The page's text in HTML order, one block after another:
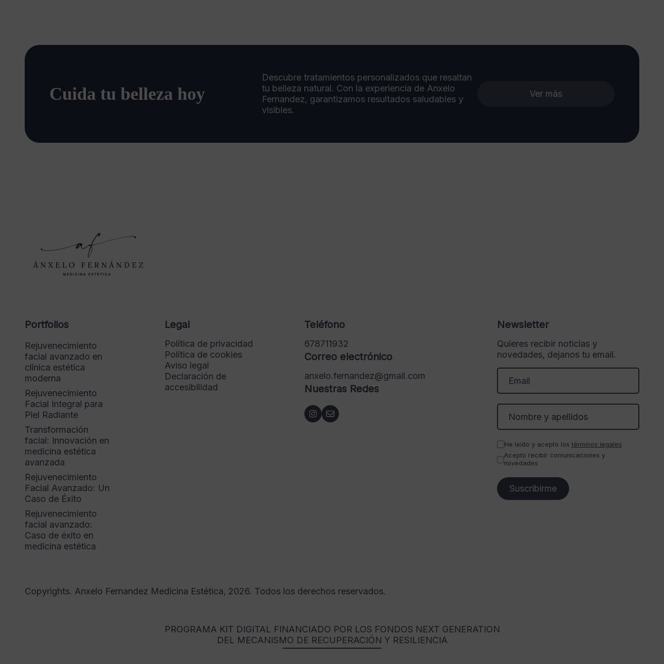
Cuida tu belleza hoy
Descubre tratamientos personalizados que resaltan
tu belleza natural. Con la experiencia de Anxelo
Fernandez, garantizamos resultados saludables y
visibles.
Ver más
Portfolios
Rejuvenecimiento
facial avanzado en
clínica estética
moderna
Rejuvenecimiento
Facial Integral para
Piel Radiante
Transformación
facial: Innovación en
medicina estética
avanzada
Rejuvenecimiento
Facial Avanzado: Un
Caso de Éxito
Rejuvenecimiento
facial avanzado:
Caso de éxito en
medicina estética
Legal
Política de privacidad
Política de cookies
Aviso legal
Declaración de
accesibilidad
Teléfono
678711932
Correo electrónico
anxelo.fernandez@gmail.com
Nuestras Redes
Newsletter
Quieres recibir noticias y
novedades, dejanos tu email.
He leído y acepto los términos legales
Acepto recibir comunicaciones y
novedades
Copyrights. Anxelo Fernandez Medicina Estética, 2026. Todos los derechos reservados.
PROGRAMA KIT DIGITAL FINANCIADO POR LOS FONDOS NEXT GENERATION
DEL MECANISMO DE RECUPERACIÓN Y RESILIENCIA